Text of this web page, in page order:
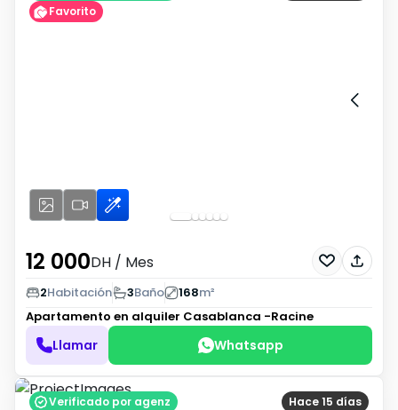
Favorito
12 000DH / Mes
2Habitación 3Baño 168m²
Apartamento en alquiler Casablanca -Racine
Llamar Whatsapp
Hace 15 días
Verificado por agenz